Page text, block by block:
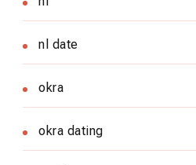
nl date
okra
okra dating